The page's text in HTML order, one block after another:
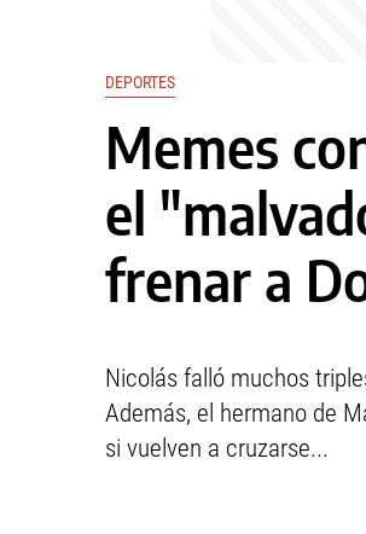
DEPORTES
Memes
el
frenar a
Nicolás falló muchos
Además, el hermano de
si vuelven a cruzarse...